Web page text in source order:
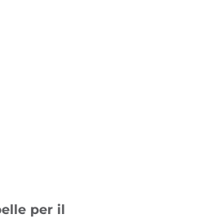
per il